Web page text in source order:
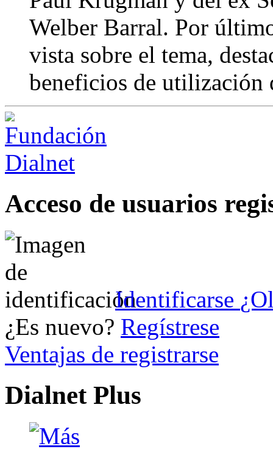
Welber Barral. Por
vista sobre el tema,
beneficios de utilización
Acceso de usuarios
Identificarse
¿Es nuevo? Regístrese
Ventajas de registrarse
Dialnet Plus